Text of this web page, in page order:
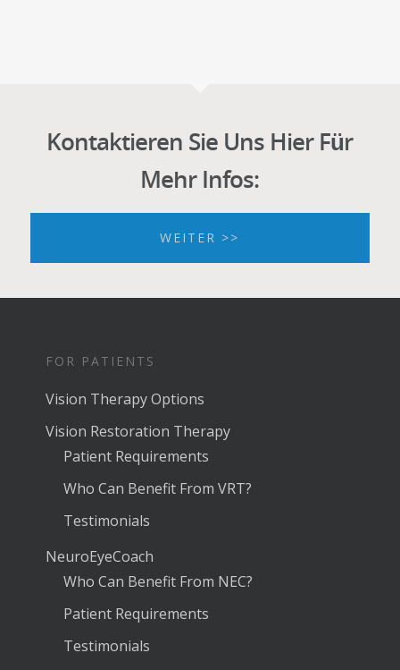
Kontaktieren Sie Uns Hier Für
Mehr Infos:
WEITER >>
FOR PATIENTS
Vision Therapy Options
Vision Restoration Therapy
Patient Requirements
Who Can Benefit From VRT?
Testimonials
NeuroEyeCoach
Who Can Benefit From NEC?
Patient Requirements
Testimonials